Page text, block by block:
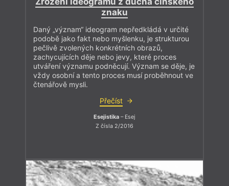
znaku
Daný „význam“ ideogram nepředkládá v určité
podobě jako fakt nebo myšlenku, je strukturou
pečlivě zvolených konkrétních obrazů,
zachycujících děje nebo jevy, které proces
utváření významu podněcují. Význam se děje, je
vždy osobní a tento proces musí proběhnout ve
čtenářově mysli.
Přečíst
Esejistika – Esej
Z čísla 2/2016